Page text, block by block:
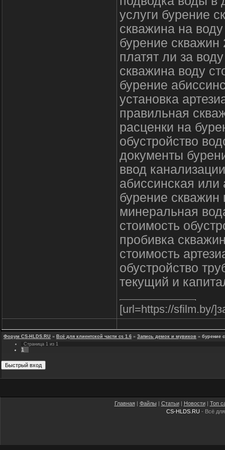
услуги бурение
скважина на
бурение скважин
платят ли за
скважина воду
бурение
установка
правильная
расценки на
обустройство
документы
ввод
абиссинская или
бурение скважин
минеральная
стоимость
пробивка
стоимость
обустройство
текущий и
[url=https://sfilm.by/
Форум CS-HLDS.RU » Всё для клиентской части cs 1.6 » Запись демок и мувиков » бурение
Страница 1 из 1
1
Главная| Файлы | Статьи| Новости| Топ
CS-HLDS.RU - Всё